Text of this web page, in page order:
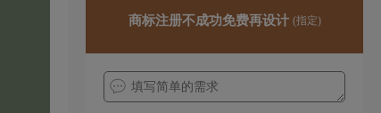
商标注册不成功免费再设计 (指定)